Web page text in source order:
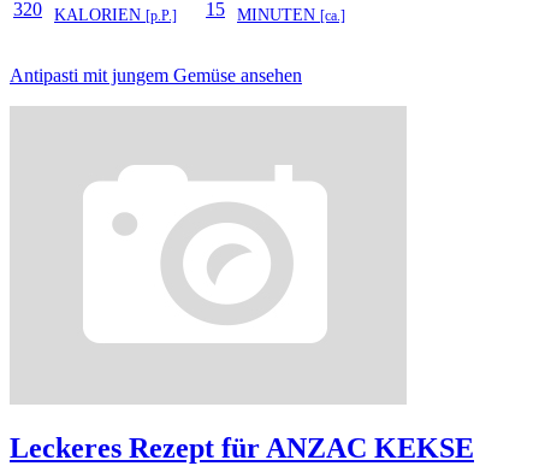
320 KALORIEN [p.P.] 15 MINUTEN [ca.]
Antipasti mit jungem Gemüse ansehen
Leckeres Rezept fürANZAC KEKSE